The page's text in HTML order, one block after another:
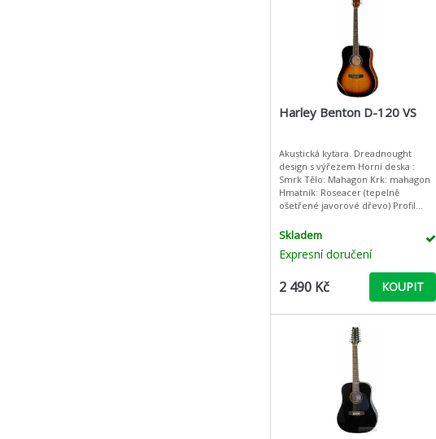
Harley Benton D-120 VS
Akustická kytara. Dreadnought
design s výřezem Horní deska :
Smrk Tělo: Mahagon Krk: mahagon
Hmatník: Roseacer (tepelně
ošetřené javorové dřevo) Profil
tečkymensura: 650 mm Šířka
Skladem
Expresní doručení
2 490 Kč KOUPIT